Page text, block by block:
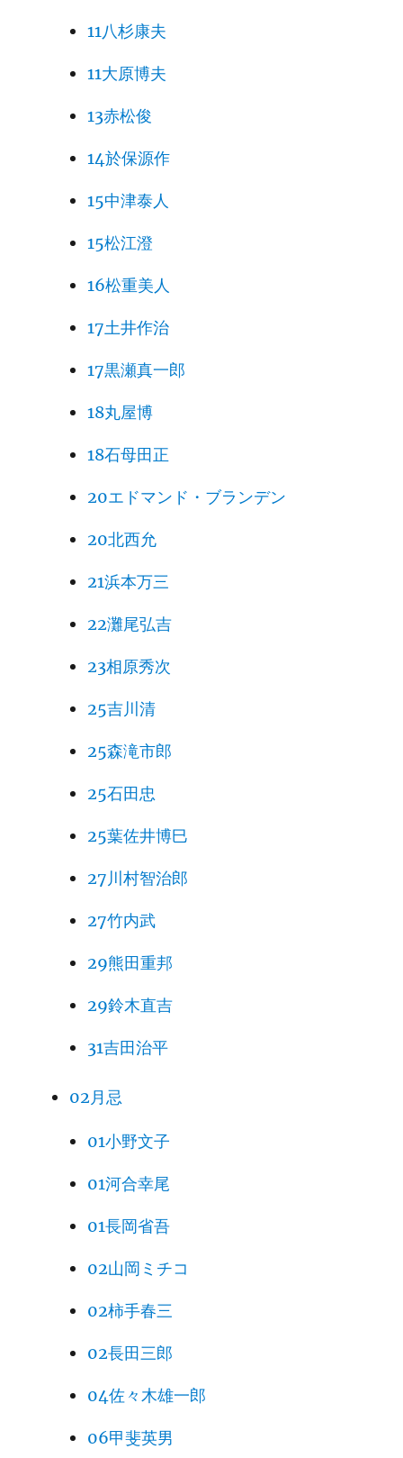
11八杉康夫
11大原博夫
13赤松俊
14於保源作
15中津泰人
15松江澄
16松重美人
17土井作治
17黒瀬真一郎
18丸屋博
18石母田正
20エドマンド・ブランデン
20北西允
21浜本万三
22灘尾弘吉
23相原秀次
25吉川清
25森滝市郎
25石田忠
25葉佐井博巳
27川村智治郎
27竹内武
29熊田重邦
29鈴木直吉
31吉田治平
02月忌
01小野文子
01河合幸尾
01長岡省吾
02山岡ミチコ
02柿手春三
02長田三郎
04佐々木雄一郎
06甲斐英男